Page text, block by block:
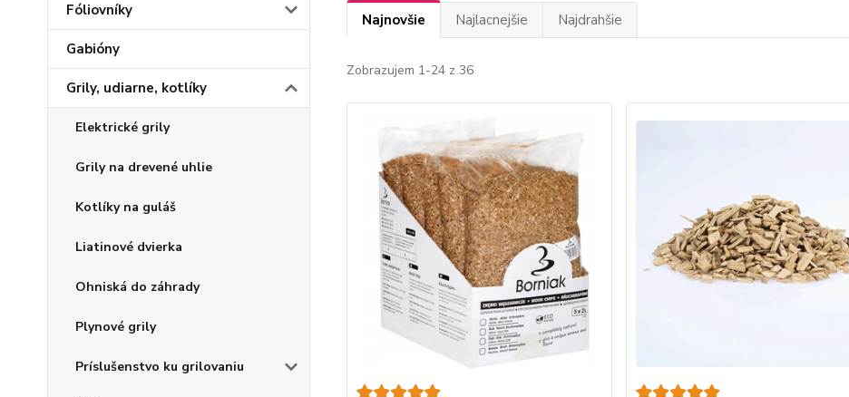
Fóliovníky
Gabióny
Grily, udiarne, kotlíky
Elektrické grily
Grily na drevené uhlie
Kotlíky na guláš
Liatinové dvierka
Ohniská do záhrady
Plynové grily
Príslušenstvo ku grilovaniu
Najnovšie Najlacnejšie Najdrahšie
Zobrazujem 1-24 z 36